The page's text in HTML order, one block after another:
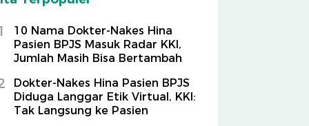
10 Nama Dokter-Nakes Hina
Pasien BPJS Masuk Radar KKI,
Jumlah Masih Bisa Bertambah
Dokter-Nakes Hina Pasien BPJS
Diduga Langgar Etik Virtual, KKI:
Tak Langsung ke Pasien